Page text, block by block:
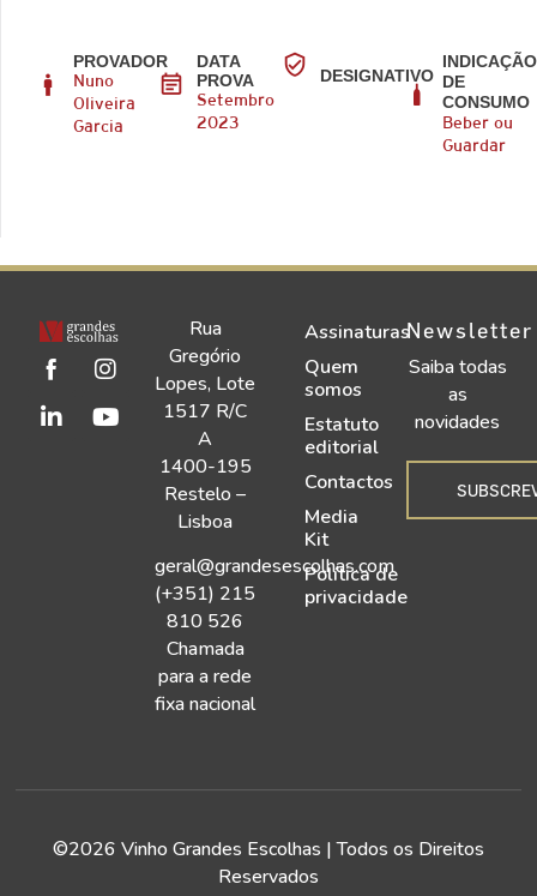
PROVADOR
Nuno
Oliveira
Garcia
DATA
PROVA
Setembro
2023
DESIGNATIVO
INDICAÇÃO
DE
CONSUMO
Beber ou
Guardar
Rua
Gregório
Lopes, Lote
1517 R/C
A
1400-195
Restelo –
Lisboa
geral@grandesescolhas.com
(+351) 215
810 526
Chamada
para a rede
fixa nacional
Assinaturas
Quem
somos
Estatuto
editorial
Contactos
Media
Kit
Política de
privacidade
Newsletter
Saiba todas
as
novidades
©2026 Vinho Grandes Escolhas | Todos os Direitos
Reservados